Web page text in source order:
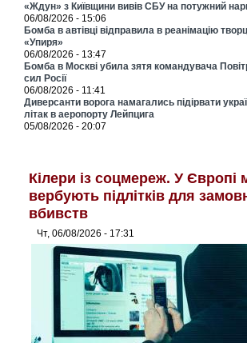
«Ждун» з Київщини вивів СБУ на потужний
06/08/2026 - 15:06
Бомба в автівці відправила в реанімацію
«Упиря»
06/08/2026 - 13:47
Бомба в Москві убила зятя командувача
сил Росії
06/08/2026 - 11:41
Диверсанти ворога намагались підірвати
літак в аеропорту Лейпцига
05/08/2026 - 20:07
Кілери із соцмереж. У Європі
вербують підлітків для
вбивств
Чт, 06/08/2026 - 17:31